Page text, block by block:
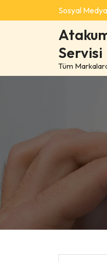
to
Sosyal
Servisi
Tüm